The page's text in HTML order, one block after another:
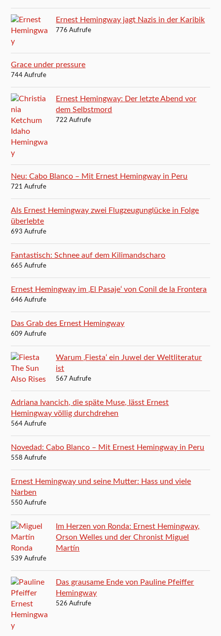
Ernest Hemingway jagt Nazis in der Karibik
776 Aufrufe
Grace under pressure
744 Aufrufe
Ernest Hemingway: Der letzte Abend vor
dem Selbstmord
722 Aufrufe
Neu: Cabo Blanco – Mit Ernest Hemingway in Peru
721 Aufrufe
Als Ernest Hemingway zwei Flugzeugunglücke in Folge
überlebte
693 Aufrufe
Fantastisch: Schnee auf dem Kilimandscharo
665 Aufrufe
Ernest Hemingway im ‚El Pasaje‘ von Conil de la Frontera
646 Aufrufe
Das Grab des Ernest Hemingway
609 Aufrufe
Warum ‚Fiesta‘ ein Juwel der Weltliteratur
ist
567 Aufrufe
Adriana Ivancich, die späte Muse, lässt Ernest
Hemingway völlig durchdrehen
564 Aufrufe
Novedad: Cabo Blanco – Mit Ernest Hemingway in Peru
558 Aufrufe
Ernest Hemingway und seine Mutter: Hass und viele
Narben
550 Aufrufe
Im Herzen von Ronda: Ernest Hemingway,
Orson Welles und der Chronist Miguel
Martín
539 Aufrufe
Das grausame Ende von Pauline Pfeiffer
Hemingway
526 Aufrufe